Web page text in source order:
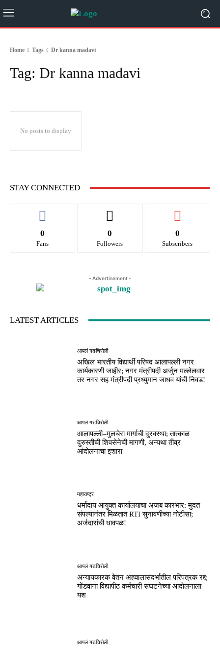
Home Tags Dr kanna madavi
Tag: Dr kanna madavi
No posts to display
STAY CONNECTED
0
Fans
0
Followers
0
Subscribers
- Advertisement -
LATEST ARTICLES
आपलं गडचिरोली
अखिल भारतीय विद्यार्थी परिषद आलापल्ली नगर
कार्यकारणी जाहीर; नगर मंत्रीपदी अर्जुन मल्लेलवार
तर नगर सह मंत्रीपदी प्रध्युमान जाधव यांची निवड!
आपलं गडचिरोली
आलापल्ली–मुलचेरा मार्गाची दुरवस्था; तात्काळ
दुरुस्तीची शिवसेनेची मागणी, अन्यथा तीव्र
आंदोलनाचा इशारा
महाराष्ट्र
धर्मादाय आयुक्त कार्यालयाचा अजब कारभार: मुदत
संपल्यानंतर मिळतात RTI सुनावणीच्या नोटीसा;
अर्जदारांची धावपळ!
आपलं गडचिरोली
अन्यायकारक वेतन अहवालासंदर्भातील परिपत्रक रद्द;
गोंडवाना विद्यापीठ कर्मचारी संघटनेच्या आंदोलनाला
यश
आपलं गडचिरोली